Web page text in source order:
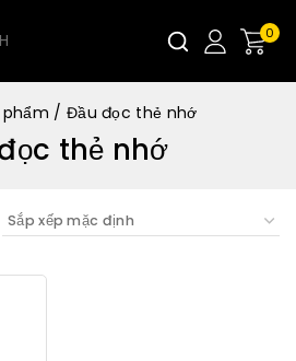
0
phẩm / Đầu đọc thẻ nhớ
thẻ nhớ